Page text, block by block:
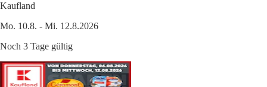
Kaufland
Mo. 10.8. - Mi. 12.8.2026
Noch 3 Tage gültig